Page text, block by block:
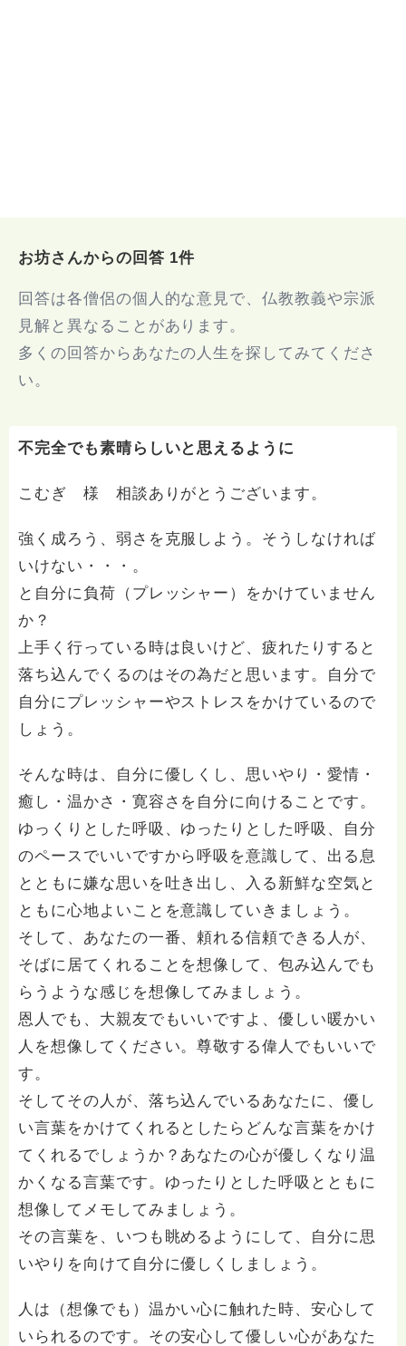
お坊さんからの回答 1件
回答は各僧侶の個人的な意見で、仏教教義や宗派
見解と異なることがあります。
多くの回答からあなたの人生を探してみてくださ
い。
不完全でも素晴らしいと思えるように
こむぎ 様 相談ありがとうございます。
強く成ろう、弱さを克服しよう。そうしなければ
いけない・・・。
と自分に負荷（プレッシャー）をかけていません
か？
上手く行っている時は良いけど、疲れたりすると
落ち込んでくるのはその為だと思います。自分で
自分にプレッシャーやストレスをかけているので
しょう。
そんな時は、自分に優しくし、思いやり・愛情・
癒し・温かさ・寛容さを自分に向けることです。
ゆっくりとした呼吸、ゆったりとした呼吸、自分
のペースでいいですから呼吸を意識して、出る息
とともに嫌な思いを吐き出し、入る新鮮な空気と
ともに心地よいことを意識していきましょう。
そして、あなたの一番、頼れる信頼できる人が、
そばに居てくれることを想像して、包み込んでも
らうような感じを想像してみましょう。
恩人でも、大親友でもいいですよ、優しい暖かい
人を想像してください。尊敬する偉人でもいいで
す。
そしてその人が、落ち込んでいるあなたに、優し
い言葉をかけてくれるとしたらどんな言葉をかけ
てくれるでしょうか？あなたの心が優しくなり温
かくなる言葉です。ゆったりとした呼吸とともに
想像してメモしてみましょう。
その言葉を、いつも眺めるようにして、自分に思
いやりを向けて自分に優しくしましょう。
人は（想像でも）温かい心に触れた時、安心して
いられるのです。その安心して優しい心があなた